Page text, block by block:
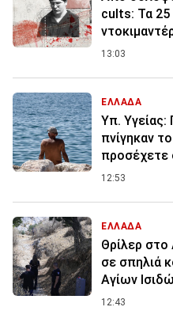
cults: Τα 25
13:03
ΕΛΛΑΔΑ
Υπ.
πνίγηκαν
προσέχετε
12:53
ΕΛΛΑΔΑ
Θρίλερ
σε σπηλιά
Αγίων
12:43